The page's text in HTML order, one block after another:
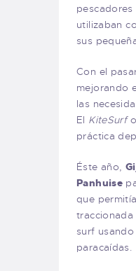
utilizaban
sus
Con el
mejorando
las
El KiteSurf
práctica
Éste año,
Panhuise
que
surf
paracaídas.